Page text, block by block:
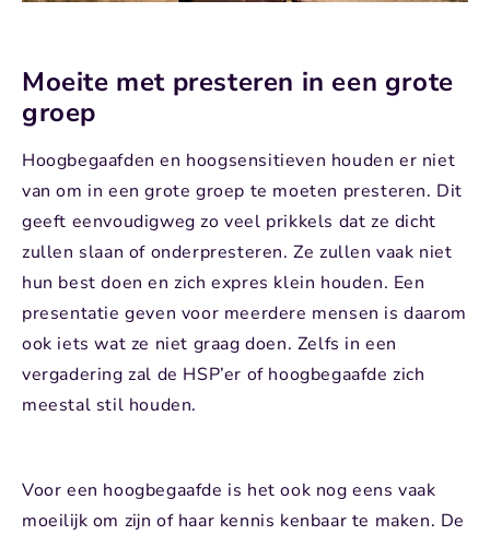
Moeite met presteren in een grote
groep
Hoogbegaafden en hoogsensitieven houden er niet
van om in een grote groep te moeten presteren. Dit
geeft eenvoudigweg zo veel prikkels dat ze dicht
zullen slaan of onderpresteren. Ze zullen vaak niet
hun best doen en zich expres klein houden. Een
presentatie geven voor meerdere mensen is daarom
ook iets wat ze niet graag doen. Zelfs in een
vergadering zal de HSP’er of hoogbegaafde zich
meestal stil houden.
Voor een hoogbegaafde is het ook nog eens vaak
moeilijk om zijn of haar kennis kenbaar te maken. De